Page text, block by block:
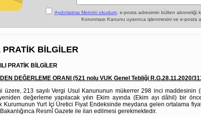
Aydınlatma Metnini okudum, e-posta adresimin bülten aboneliği
Korunması Kanunu uyarınca işlenmesini ve e-posta
PRATİK BİLGİLER
PRATİK BİLGİLER
DEĞERLEME ORANI (521 nolu VUK Genel Tebliği R.G.28.11.2020/
üzere, 213 sayılı Vergi Usul Kanununun mükerrer 298 inci maddesinin
değerleme yapılacak yılın Ekim ayında (Ekim ayı dâhil) bir
Kurumunun Yurt İçi Üretici Fiyat Endeksinde meydana gelen ortalama
Resmî Gazete ile ilan edilmesi gerekmektedir.